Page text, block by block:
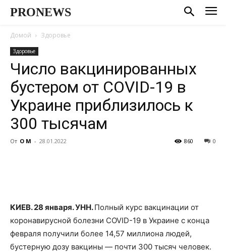
PRONEWS
Домой Здоровье
Здоровье
Число вакцинированных
бустером от COVID-19 в
Украине приблизилось к
300 тысячам
От О М - 28.01.2022 0
860
КИЕВ. 28 января. УНН.Полный курс вакцинации от
коронавирусной болезни COVID-19 в Украине с конца
февраля получили более 14,57 миллиона людей,
бустерную дозу вакцины — почти 300 тысяч человек.